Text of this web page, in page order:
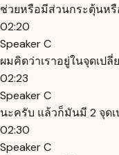
ช่วยหรือมีส่วนกระตุ้นหรื
02:20
Speaker C
ผมคิดว่าเราอยู่ในจุดเปลี่
02:23
Speaker C
นะครับ แล้วก็มันมี 2 จุด
02:30
Speaker C